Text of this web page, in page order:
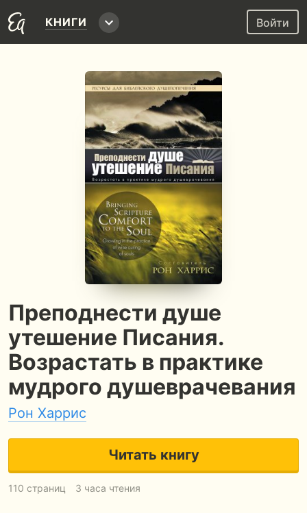
КНИГИ Войти
Преподнести душе
утешение Писания.
Возрастать в практике
мудрого душеврачевания
Рон Харрис
Читать книгу
110 страниц 3 часа чтения